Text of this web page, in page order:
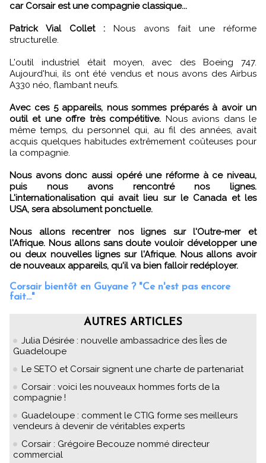
car Corsair est une compagnie classique...
Patrick Vial Collet : Nous avons fait une réforme
structurelle.
L'outil industriel était moyen, avec des Boeing 747.
Aujourd'hui, ils ont été vendus et nous avons des Airbus
A330 néo, flambant neufs.
Avec ces 5 appareils, nous sommes préparés à avoir un
outil et une offre très compétitive. Nous avions dans le
même temps, du personnel qui, au fil des années, avait
acquis quelques habitudes extrêmement coûteuses pour
la compagnie.
Nous avons donc aussi opéré une réforme à ce niveau,
puis nous avons rencontré nos lignes.
L'internationalisation qui avait lieu sur le Canada et les
USA, sera absolument ponctuelle.
Nous allons recentrer nos lignes sur l'Outre-mer et
l'Afrique. Nous allons sans doute vouloir développer une
ou deux nouvelles lignes sur l'Afrique. Nous allons avoir
de nouveaux appareils, qu'il va bien falloir redéployer.
Corsair bientôt en Guyane ? "Ce n'est pas encore
fait..."
AUTRES ARTICLES
Julia Désirée : nouvelle ambassadrice des Îles de
Guadeloupe
Le SETO et Corsair signent une charte de partenariat
Corsair : voici les nouveaux hommes forts de la
compagnie !
Guadeloupe : comment le CTIG forme ses meilleurs
vendeurs à devenir de véritables experts
Corsair : Grégoire Becouze nommé directeur
commercial